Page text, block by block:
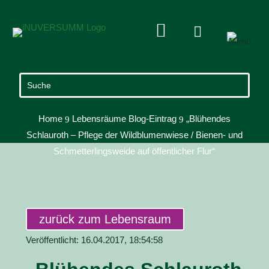
 
Home 9 Lebensräume Blog-Eintrag 9 „Blühendes
Schlauroth – Pflege der Wildblumenwiese / Bienen- und
Schmetterlingsweide auf öffentlicher Flur“
zurück zum Lebensraum
Veröffentlicht: 16.04.2017, 18:54:58